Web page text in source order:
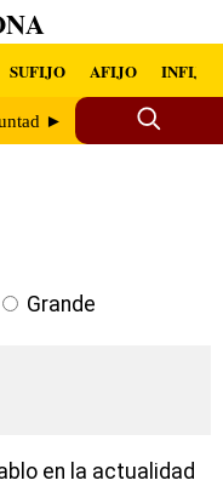
SUFIJO AFIJO INFIJO
►
Grande
en la actualidad